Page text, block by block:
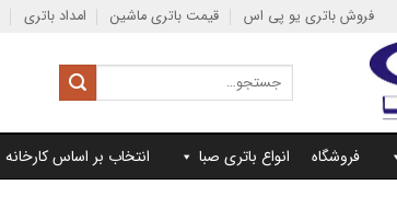
فروش باتری یو پی اس قیمت باتری ماشین امداد باتری
جستجو
برای:
فروشگاه انواع باتری صبا انتخاب بر اساس کارخانه